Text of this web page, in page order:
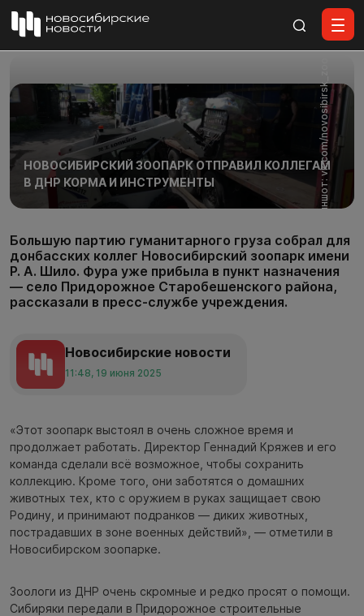
Скриншот: vk.com/novosibirsk_zoo
НОВОСИБИРСКИЙ ЗООПАРК ОТПРАВИЛ КОЛЛЕГАМ
В ДНР КОРМА И ИНСТРУМЕНТЫ
Большую партию гуманитарного груза собрал для
донбасских коллег Новосибирский зоопарк имени
Р. А. Шило. Фура уже прибыла в пункт назначения
— село Придорожное Старобешенского района,
рассказали в пресс-службе учреждения.
Новосибирские новости
11:48, 19 июня 2025
«Этот зоопарк выстоял в очень сложное время и
продолжает работать. Директор Геннадий Кряжев и его
команда сделали всё возможное, чтобы сохранить
коллекцию. Кроме того, они заботятся о домашних
животных тех, кто с оружием в руках защищает свою
Родину, и принимают подранков — диких животных,
пострадавших в зоне военных действий», — отметили в
Новосибирском зоопарке.
Зоологи из ДНР очень скромные и редко просят о помощи.
Сибиряки передали в Придорожное строительные